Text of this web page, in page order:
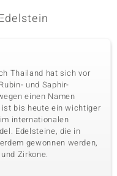
Thailand hat sich vor
und Saphir-
einen Namen
bis heute ein wichtiger
internationalen
Edelsteine, die in
gewonnen werden,
Zirkone.